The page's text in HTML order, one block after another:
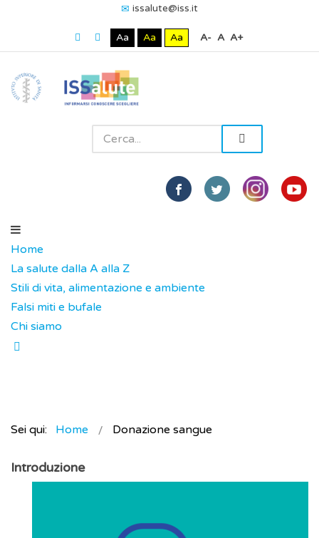
issalute@iss.it
Aa Aa Aa A- A A+
Home
La salute dalla A alla Z
Stili di vita, alimentazione e ambiente
Falsi miti e bufale
Chi siamo
Sei qui: Home Donazione sangue
Introduzione